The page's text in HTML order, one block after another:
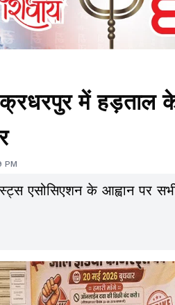
में हड़ताल के
PM
एसोसिएशन के आह्वान पर